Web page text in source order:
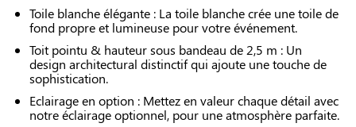
Toile blanche élégante : La toile blanche crée une toile de
fond propre et lumineuse pour votre événement.
Toit pointu & hauteur sous bandeau de 2,5 m : Un
design architectural distinctif qui ajoute une touche de
sophistication.
Eclairage en option : Mettez en valeur chaque détail avec
notre éclairage optionnel, pour une atmosphère parfaite.